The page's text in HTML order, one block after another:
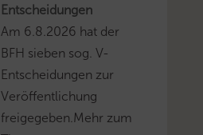
Entscheidungen
Am 6.8.2026 hat der
BFH sieben sog. V-
Entscheidungen zur
Veröffentlichung
freigegeben.Mehr zum